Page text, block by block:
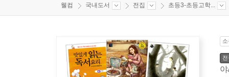
웰컴 국내도서 전집 초등3-초등고학...